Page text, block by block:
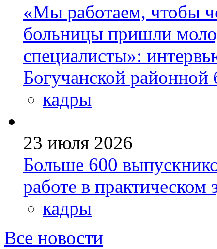
«Мы работаем, чтобы
больницы пришли
специалисты»:
Богучанской
кадры
23 июля 2026
Больше 600
работе в практическом
кадры
Все новости